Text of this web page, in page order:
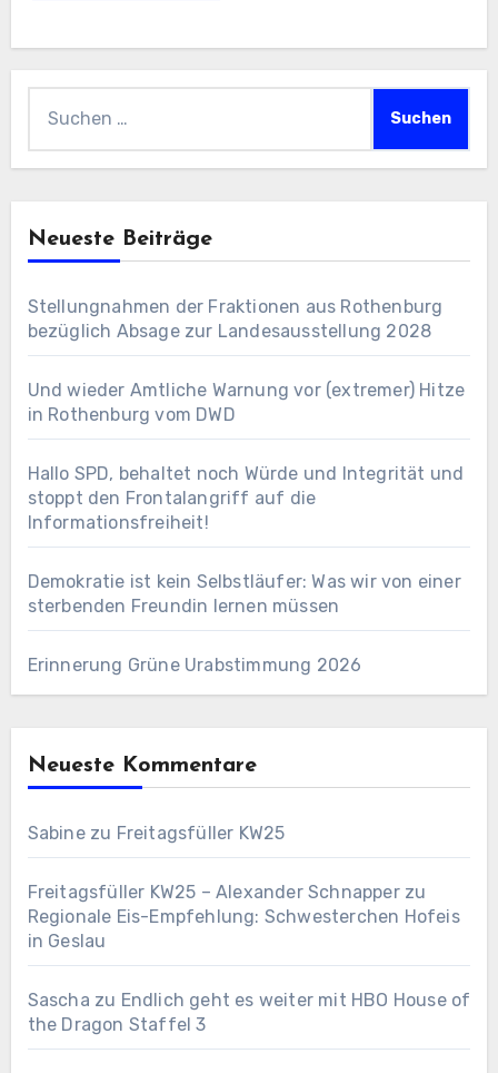
nach:
Neueste Beiträge
Stellungnahmen der Fraktionen aus Rothenburg
bezüglich Absage zur Landesausstellung 2028
Und wieder Amtliche Warnung vor (extremer) Hitze
in Rothenburg vom DWD
Hallo SPD, behaltet noch Würde und Integrität und
stoppt den Frontalangriff auf die
Informationsfreiheit!
Demokratie ist kein Selbstläufer: Was wir von einer
sterbenden Freundin lernen müssen
Erinnerung Grüne Urabstimmung 2026
Neueste Kommentare
Sabinezu Freitagsfüller KW25
Freitagsfüller KW25 – Alexander Schnapperzu
Regionale Eis-Empfehlung: Schwesterchen Hofeis
in Geslau
Sascha zu Endlich geht es weiter mit HBO House of
the Dragon Staffel 3